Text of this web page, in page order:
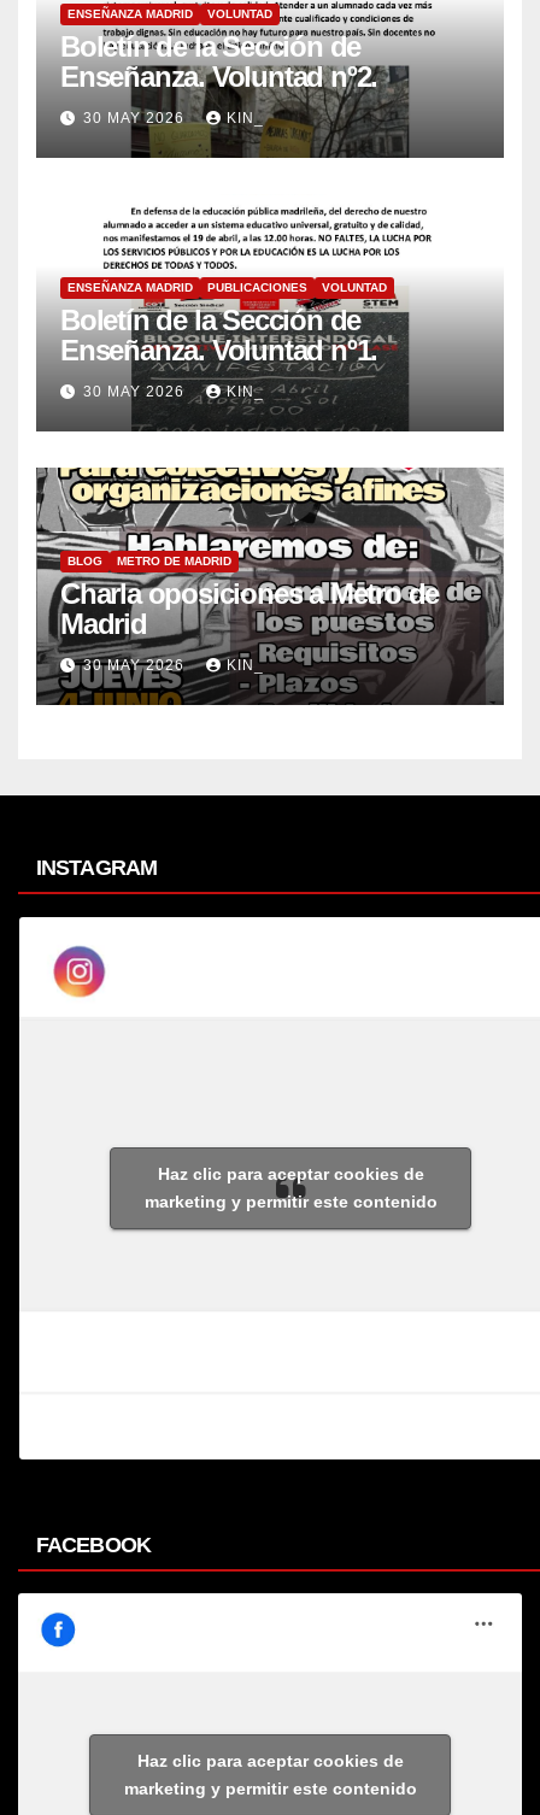
ENSEÑANZA MADRID VOLUNTAD
Boletín de la Sección de
Enseñanza. Voluntad nº2.
30 MAY 2026 KIN_
ENSEÑANZA MADRID PUBLICACIONES VOLUNTAD
Boletín de la Sección de
Enseñanza. Voluntad nº1.
30 MAY 2026 KIN_
BLOG METRO DE MADRID
Charla oposiciones a Metro de
Madrid
30 MAY 2026 KIN_
INSTAGRAM
Haz clic para aceptar cookies de
marketing y permitir este contenido
FACEBOOK
Haz clic para aceptar cookies de
marketing y permitir este contenido